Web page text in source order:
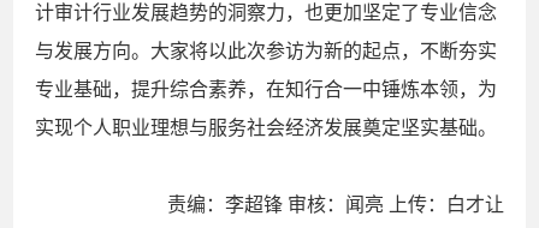
计审计行业发展趋势的洞察力，也更加坚定了专业信念
与发展方向。大家将以此次参访为新的起点，不断夯实
专业基础，提升综合素养，在知行合一中锤炼本领，为
实现个人职业理想与服务社会经济发展奠定坚实基础。
责编：李超锋 审核：闻亮 上传：白才让